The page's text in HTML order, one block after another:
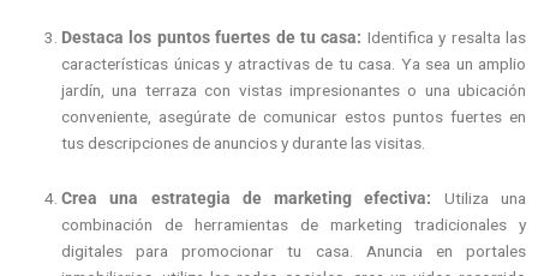
Destaca los puntos fuertes de tu casa: Identifica y resalta las
características únicas y atractivas de tu casa. Ya sea un amplio
jardín, una terraza con vistas impresionantes o una ubicación
conveniente, asegúrate de comunicar estos puntos fuertes en
tus descripciones de anuncios y durante las visitas.
Crea una estrategia de marketing efectiva: Utiliza una
combinación de herramientas de marketing tradicionales y
digitales para promocionar tu casa. Anuncia en portales